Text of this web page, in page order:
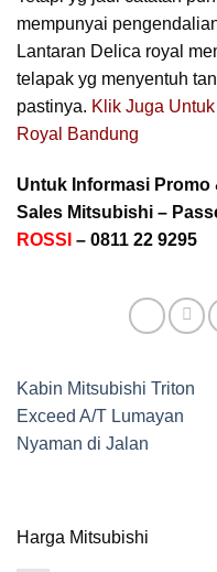
mempunyai
Lantaran Delica royal
telapak yg menyentuh
pastinya. Klik Juga
Royal Bandung
Untuk Informasi
Sales Mitsubishi –
ROSSI – 0811 22 9295
Kabin Mitsubishi Triton
Exceed A/T Lumayan
Nyaman di Jalan
Harga Mitsubishi